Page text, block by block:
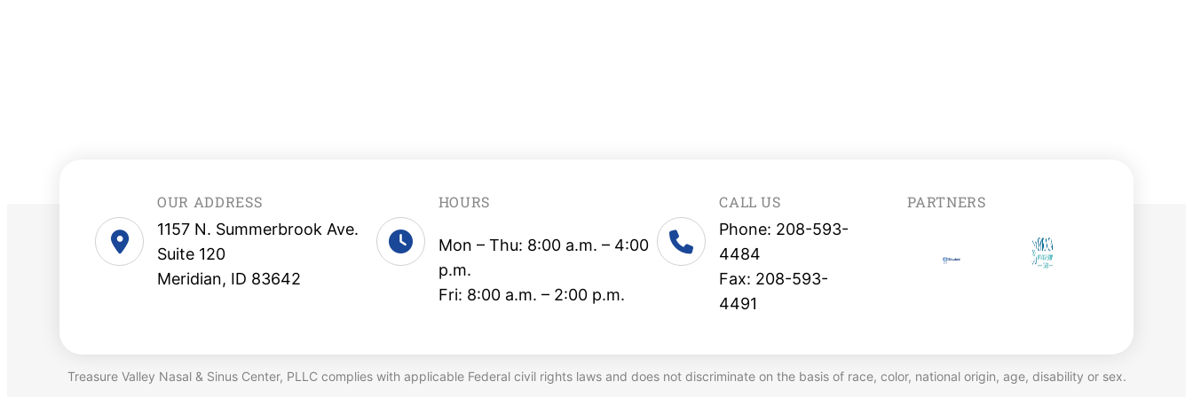
OUR ADDRESS
1157 N. Summerbrook Ave.
Suite 120
Meridian, ID 83642
HOURS
Mon – Thu: 8:00 a.m. – 4:00
p.m.
Fri: 8:00 a.m. – 2:00 p.m.
CALL US
Phone: 208-593-
4484
Fax: 208-593-
4491
PARTNERS
Treasure Valley Nasal & Sinus Center, PLLC complies with applicable Federal civil rights laws and does not discriminate on the basis of race, color, national origin, age, disability or sex.